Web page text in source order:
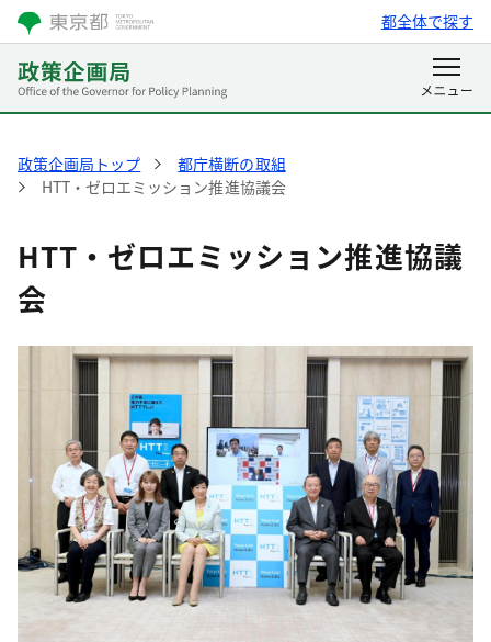
都全体で探す
政策企画局トップ
都庁横断の取組
HTT・ゼロエミッション推進協議会
HTT・ゼロエミッション推進協議
会